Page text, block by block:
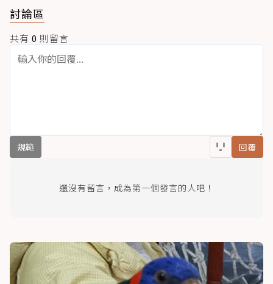
討論區
共有 0 則留言
規範 回覆
還沒有留言，成為第一個發言的人吧！